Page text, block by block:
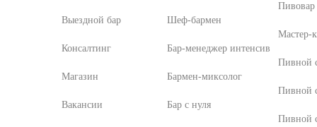
Выездной бар
Консалтинг
Магазин
Вакансии
Шеф-бармен
Бар-менеджер интенсив
Бармен-миксолог
Бар с нуля
Пивовар
Мастер-
Пивной
Пивной
Пивной